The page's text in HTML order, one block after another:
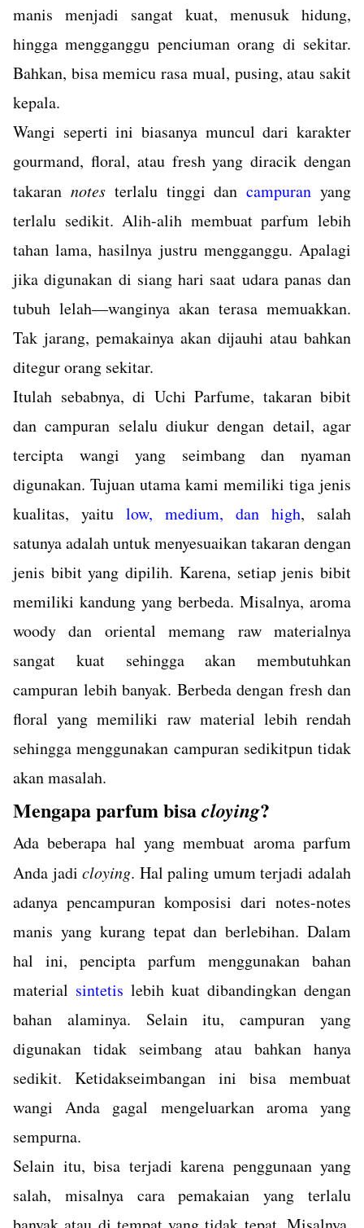
manis menjadi sangat kuat, menusuk hidung,
hingga mengganggu penciuman orang di sekitar.
Bahkan, bisa memicu rasa mual, pusing, atau sakit
kepala.
Wangi seperti ini biasanya muncul dari karakter
gourmand, floral, atau fresh yang diracik dengan
takaran notesterlalu tinggi dancampuran yang
terlalu sedikit. Alih-alih membuat parfum lebih
tahan lama, hasilnya justru mengganggu. Apalagi
jika digunakan di siang hari saat udara panas dan
tubuh lelah—wanginya akan terasa memuakkan.
Tak jarang, pemakainya akan dijauhi atau bahkan
ditegur orang sekitar.
Itulah sebabnya, di Uchi Parfume, takaran bibit
dan campuran selalu diukur dengan detail, agar
tercipta wangi yang seimbang dan nyaman
digunakan. Tujuan utama kami memiliki tiga jenis
kualitas, yaitu low, medium, dan high, salah
satunya adalah untuk menyesuaikan takaran dengan
jenis bibit yang dipilih. Karena, setiap jenis bibit
memiliki kandung yang berbeda. Misalnya, aroma
woody dan oriental memang raw materialnya
sangat kuat sehingga akan membutuhkan
campuran lebih banyak. Berbeda dengan fresh dan
floral yang memiliki raw material lebih rendah
sehingga menggunakan campuran sedikitpun tidak
akan masalah.
Mengapa parfum bisacloying?
Ada beberapa hal yang membuat aroma parfum
Anda jadicloying. Hal paling umum terjadi adalah
adanya pencampuran komposisi dari notes-notes
manis yang kurang tepat dan berlebihan. Dalam
hal ini, pencipta parfum menggunakan bahan
material sintetis lebih kuat dibandingkan dengan
bahan alaminya. Selain itu, campuran yang
digunakan tidak seimbang atau bahkan hanya
sedikit. Ketidakseimbangan ini bisa membuat
wangi Anda gagal mengeluarkan aroma yang
sempurna.
Selain itu, bisa terjadi karena penggunaan yang
salah, misalnya cara pemakaian yang terlalu